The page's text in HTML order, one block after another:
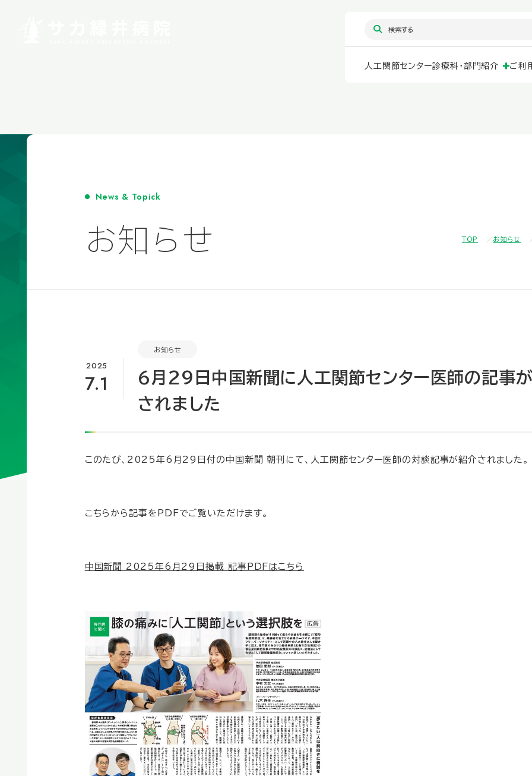
人工関節センター診療科・部門紹介 ご利
News & Topick
お知らせ TOP お知らせ
2025
7.1
お知らせ
6月29日中国新聞に人工関節センター医師の記事
されました
このたび、2025年6月29日付の中国新聞 朝刊にて、人工関節センター医師の対談記事が紹介されました。
こちらから記事をPDFでご覧いただけます。
中国新聞 2025年6月29日掲載 記事PDFはこちら